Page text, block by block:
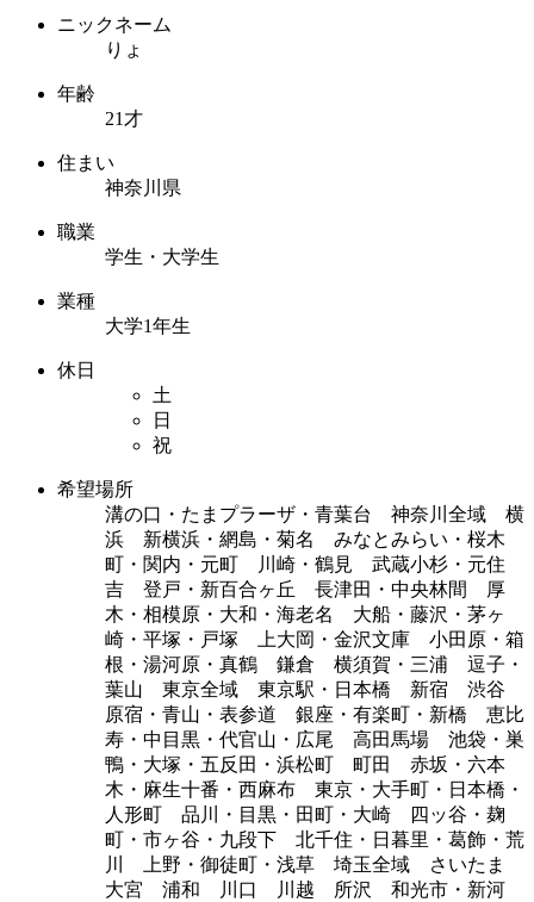
ニックネーム
りょ
年齢
21才
住まい
神奈川県
職業
学生・大学生
業種
大学1年生
休日
土
日
祝
希望場所
溝の口・たまプラーザ・青葉台 神奈川全域 横
浜 新横浜・網島・菊名 みなとみらい・桜木
町・関内・元町 川崎・鶴見 武蔵小杉・元住
吉 登戸・新百合ヶ丘 長津田・中央林間 厚
木・相模原・大和・海老名 大船・藤沢・茅ヶ
崎・平塚・戸塚 上大岡・金沢文庫 小田原・箱
根・湯河原・真鶴 鎌倉 横須賀・三浦 逗子・
葉山 東京全域 東京駅・日本橋 新宿 渋谷
原宿・青山・表参道 銀座・有楽町・新橋 恵比
寿・中目黒・代官山・広尾 高田馬場 池袋・巣
鴨・大塚・五反田・浜松町 町田 赤坂・六本
木・麻生十番・西麻布 東京・大手町・日本橋・
人形町 品川・目黒・田町・大崎 四ッ谷・麹
町・市ヶ谷・九段下 北千住・日暮里・葛飾・荒
川 上野・御徒町・浅草 埼玉全域 さいたま
大宮 浦和 川口 川越 所沢 和光市・新河